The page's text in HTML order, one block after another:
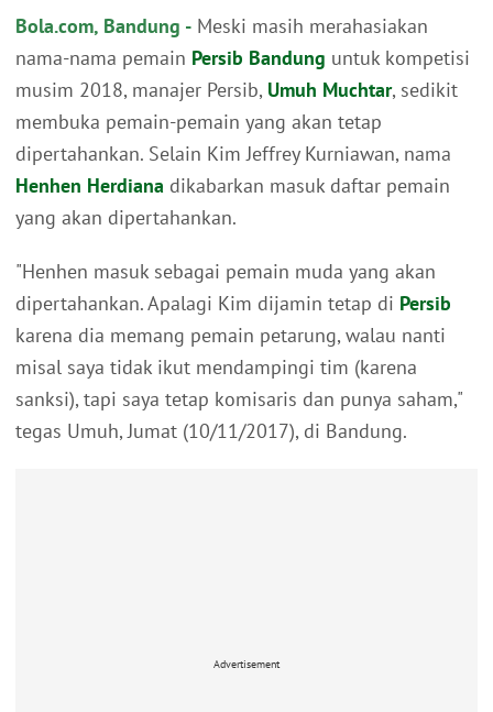
Bola.com, Bandung - Meski masih merahasiakan
nama-nama pemain Persib Bandung untuk kompetisi
musim 2018, manajer Persib, Umuh Muchtar, sedikit
membuka pemain-pemain yang akan tetap
dipertahankan. Selain Kim Jeffrey Kurniawan, nama
Henhen Herdiana dikabarkan masuk daftar pemain
yang akan dipertahankan.
"Henhen masuk sebagai pemain muda yang akan
dipertahankan. Apalagi Kim dijamin tetap di Persib
karena dia memang pemain petarung, walau nanti
misal saya tidak ikut mendampingi tim (karena
sanksi), tapi saya tetap komisaris dan punya saham,"
tegas Umuh, Jumat (10/11/2017), di Bandung.
Advertisement